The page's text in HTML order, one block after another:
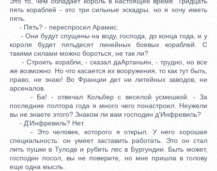
пять кораблей - это три сильные эскадры, но я хочу иметь
пять.
- Пять? - переспросил Арамис.
- Они будут спущены на воду, господа, до конца года, и у
короля будет пятьдесят линейных боевых кораблей. С
такими силами можно бороться, не так ли?
- Строить корабли, - сказал даАртаньян, - трудно, но все
же возможно. Но что касается их вооружения, то как тут быть,
право, не знаю! Во Франции дет ни литейных заводов, ни
арсеналов.
- Ба! - отвечал Кольбер с веселой усмешкой. - За
последние полтора года я много чего понастроил. Неужели
вы не знаете этого? Знаком ли вам господин д'Инфревиль?
- Д'Инфревиль? Нет.
- Это человек, которого я открыл. У него хорошая
специальность: он умеет заставить работать. Это он стал
лить пушки в Тулоде и рубить лес в Бургундии. Быть может,
господин посол, вы не поверите, но мне пришла в голову
еще одна мысль.